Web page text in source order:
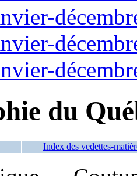
du
Index des vedettes-